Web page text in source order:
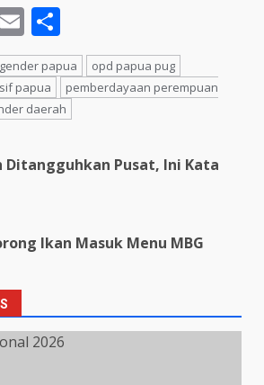
Email
papua
opd papua pug
papua
pemberdayaan perempuan
daerah
Ditangguhkan Pusat, Ini Kata
Ikan Masuk Menu MBG